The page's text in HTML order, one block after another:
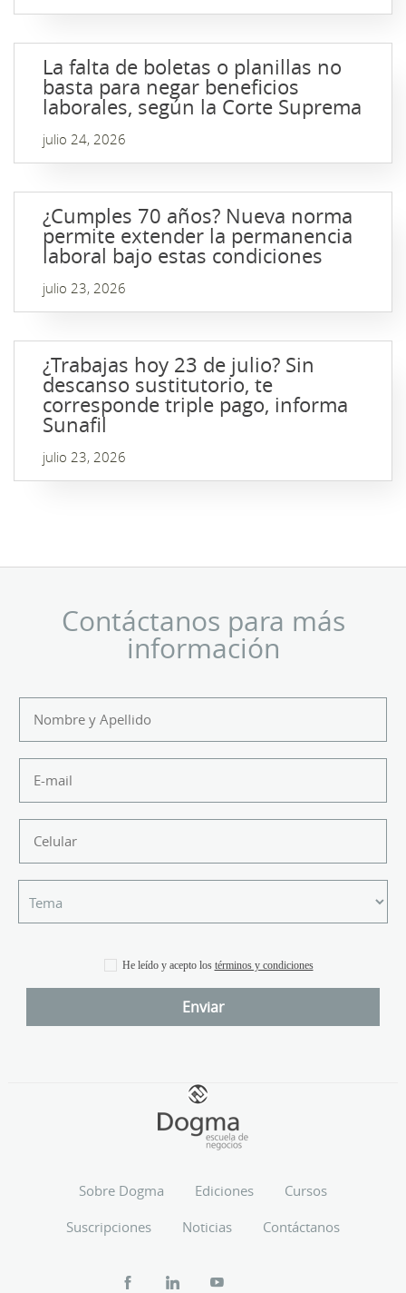
La falta de boletas o planillas no
basta para negar beneficios
laborales, según la Corte Suprema
julio 24, 2026
¿Cumples 70 años? Nueva norma
permite extender la permanencia
laboral bajo estas condiciones
julio 23, 2026
¿Trabajas hoy 23 de julio? Sin
descanso sustitutorio, te
corresponde triple pago, informa
Sunafil
julio 23, 2026
Contáctanos para más
información
He leído y acepto los términos y condiciones
Sobre Dogma Ediciones
Cursos
Suscripciones
Noticias Contáctanos